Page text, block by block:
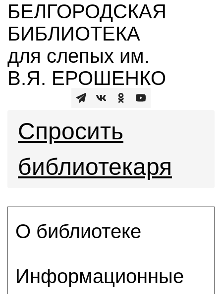
БЕЛГОРОДСКАЯ
БИБЛИОТЕКА
для слепых им.
В.Я. ЕРОШЕНКО
Спросить
библиотекаря
О библиотеке
Информационные